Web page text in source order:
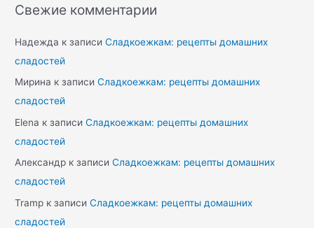
Свежие комментарии
Надежда к записиСладкоежкам: рецепты домашних
сладостей
Мирина к записиСладкоежкам: рецепты домашних
сладостей
Elena к записиСладкоежкам: рецепты домашних
сладостей
Александр к записиСладкоежкам: рецепты домашних
сладостей
Tramp к записиСладкоежкам: рецепты домашних
сладостей